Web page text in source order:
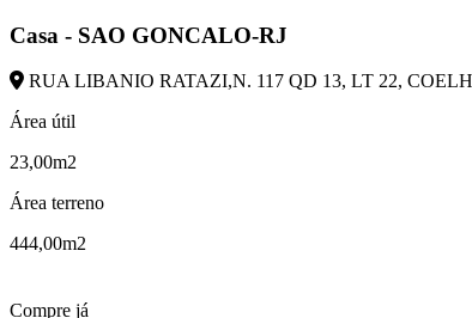
Casa - SAO GONCALO-RJ
RUA LIBANIO RATAZI,N. 117 QD 13, LT 22,
Área útil
23,00m2
Área terreno
444,00m2
Compre já